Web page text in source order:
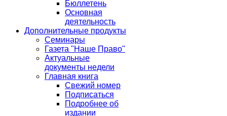
Бюллетень
Основная
деятельность
Дополнительные продукты
Семинары
Газета "Наше Право"
Актуальные
документы недели
Главная книга
Свежий номер
Подписаться
Подробнее об
издании